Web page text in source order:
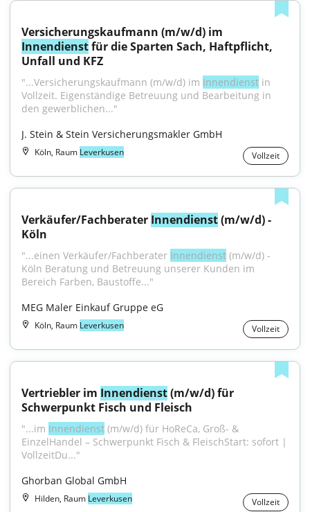
Innendienst für die Sparten Sach, Haftpflicht,
Unfall und KFZ
"...Versicherungskaufmann (m/w/d) im Innendienst in
Vollzeit. Eigenständige Betreuung und Bearbeitung in
den gewerblichen..."
J. Stein & Stein Versicherungsmakler GmbH
Köln, Raum Leverkusen Vollzeit
Verkäufer/Fachberater Innendienst (m/w/d) -
Köln
"...einen Verkäufer/Fachberater Innendienst (m/w/d) -
Köln Beratung und Betreuung unserer Kunden im
Bereich Farben, Baustoffe..."
MEG Maler Einkauf Gruppe eG
Köln, Raum Leverkusen Vollzeit
Vertriebler im Innendienst (m/w/d) für
Schwerpunkt Fisch und Fleisch
"...im Innendienst (m/w/d) für HoReCa, Groß- &
EinzelHandel – Schwerpunkt Fisch & FleischStart: sofort |
VollzeitDu..."
Ghorban Global GmbH
Hilden, Raum Leverkusen Vollzeit